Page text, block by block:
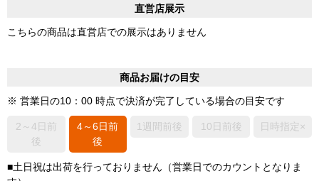
直営店展示
こちらの商品は直営店での展示はありません
商品お届けの目安
※ 営業日の10：00 時点で決済が完了している場合の目安です
2～4日前
後
4～6日前
後
1週間前後 10日前後 日時指定×
■土日祝は出荷を行っておりません（営業日でのカウントとなりま